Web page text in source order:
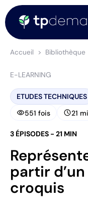
Accueil Bibliothèque
E-LEARNING
ETUDES TECHNIQUES
visibility551 fois schedule21
3 ÉPISODES - 21 MIN
partir
croquis